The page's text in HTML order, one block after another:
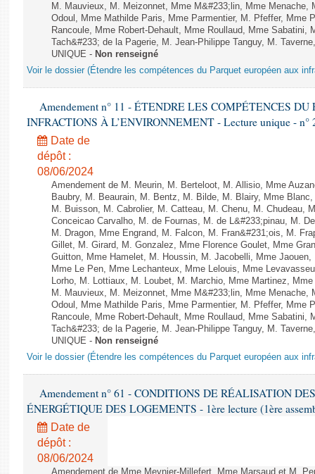
M. Mauvieux, M. Meizonnet, Mme M&#233;lin, Mme Menache,
Odoul, Mme Mathilde Paris, Mme Parmentier, M. Pfeffer, Mme
Rancoule, Mme Robert-Dehault, Mme Roullaud, Mme
Tach&#233; de la Pagerie, M. Jean-Philippe Tanguy, M.
UNIQUE - Non renseigné
Voir le dossier (Étendre les compétences du Parquet européen aux
Amendement n° 11 - ÉTENDRE LES COMPÉTENCES
INFRACTIONS À L’ENVIRONNEMENT - Lecture unique - n°
Date de
dépôt :
08/06/2024
Amendement de M. Meurin, M. Berteloot, M. Allisio, Mme
Baubry, M. Beaurain, M. Bentz, M. Bilde, M. Blairy, Mme
M. Buisson, M. Cabrolier, M. Catteau, M. Chenu, M. Chudeau,
Conceicao Carvalho, M. de Fournas, M. de L&#233;pinau, M.
M. Dragon, Mme Engrand, M. Falcon, M. Fran&#231;ois, M.
Gillet, M. Girard, M. Gonzalez, Mme Florence Goulet, Mme
Guitton, Mme Hamelet, M. Houssin, M. Jacobelli, Mme
Mme Le Pen, Mme Lechanteux, Mme Lelouis, Mme
Lorho, M. Lottiaux, M. Loubet, M. Marchio, Mme Martinez,
M. Mauvieux, M. Meizonnet, Mme M&#233;lin, Mme Menache,
Odoul, Mme Mathilde Paris, Mme Parmentier, M. Pfeffer, Mme
Rancoule, Mme Robert-Dehault, Mme Roullaud, Mme
Tach&#233; de la Pagerie, M. Jean-Philippe Tanguy, M.
UNIQUE - Non renseigné
Voir le dossier (Étendre les compétences du Parquet européen aux
Amendement n° 61 - CONDITIONS DE RÉALISATION
ÉNERGÉTIQUE DES LOGEMENTS - 1ère lecture (1ère
Date de
dépôt :
08/06/2024
Amendement de Mme Meynier-Millefert, Mme Marsaud et M.